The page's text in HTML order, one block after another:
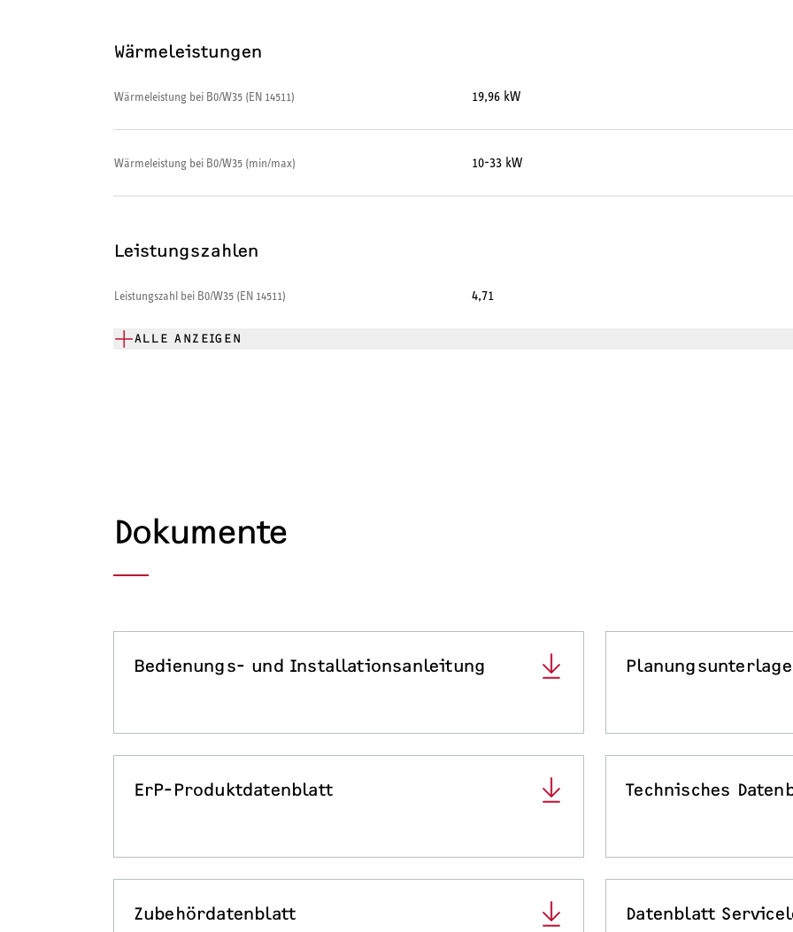
Wärmeleistungen
Wärmeleistung bei B0/W35 (EN 14511) 19,96 kW
Wärmeleistung bei B0/W35 (min/max) 10-33 kW
Leistungszahlen
Leistungszahl bei B0/W35 (EN 14511) 4,71
ALLE ANZEIGEN
Dokumente
Bedienungs- und Installationsanleitung
ErP-Produktdatenblatt Technisches
Zubehördatenblatt Datenblatt